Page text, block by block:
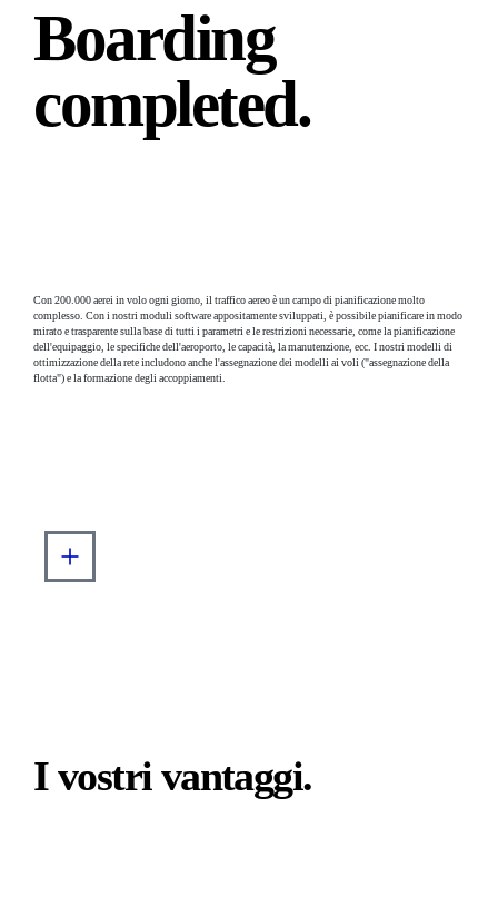
Boarding
completed.
Con 200.000 aerei in volo ogni giorno, il traffico aereo è un campo di pianificazione molto
complesso. Con i nostri moduli software appositamente sviluppati, è possibile pianificare in modo
mirato e trasparente sulla base di tutti i parametri e le restrizioni necessarie, come la pianificazione
dell'equipaggio, le specifiche dell'aeroporto, le capacità, la manutenzione, ecc. I nostri modelli di
ottimizzazione della rete includono anche l'assegnazione dei modelli ai voli ("assegnazione della
flotta") e la formazione degli accoppiamenti.
I vostri vantaggi.